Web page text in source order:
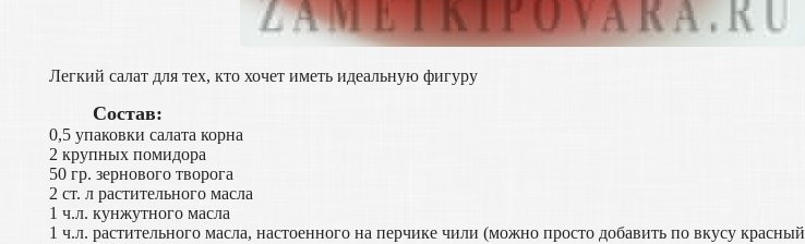
Легкий салат для тех, кто хочет иметь идеальную фигуру
Состав:
0,5 упаковки салата корна
2 крупных помидора
50 гр. зернового творога
2 ст. л растительного масла
1 ч.л. кунжутного масла
1 ч.л. растительного масла, настоенного на перчике чили (можно просто добавить по вкусу